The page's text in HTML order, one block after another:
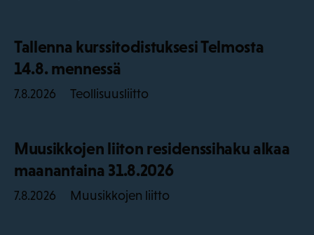
Tallenna kurssitodistuksesi Telmosta
14.8. mennessä
7.8.2026 Teollisuusliitto
Muusikkojen liiton residenssihaku alkaa
maanantaina 31.8.2026
7.8.2026 Muusikkojen liitto